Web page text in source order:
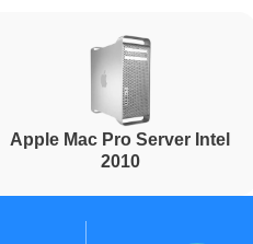
Apple Mac Pro Server Intel
2010